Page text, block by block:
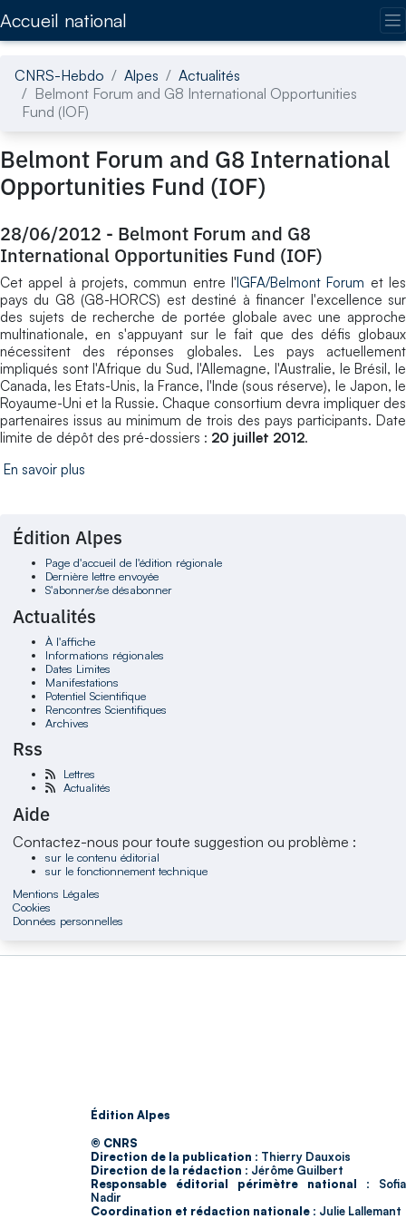
Accueil national
CNRS-Hebdo Alpes
Actualités
Belmont Forum and G8 International Opportunities
Fund (IOF)
Belmont Forum and G8 International
Opportunities Fund (IOF)
28/06/2012 - Belmont Forum and G8
International Opportunities Fund (IOF)
Cet appel à projets, commun entre l'IGFA/Belmont Forum et les
pays du G8 (G8-HORCS) est destiné à financer l'excellence sur
des sujets de recherche de portée globale avec une approche
multinationale, en s'appuyant sur le fait que des défis globaux
nécessitent des réponses globales. Les pays actuellement
impliqués sont l'Afrique du Sud, l'Allemagne, l'Australie, le Brésil, le
Canada, les Etats-Unis, la France, l'Inde (sous réserve), le Japon, le
Royaume-Uni et la Russie. Chaque consortium devra impliquer des
partenaires issus au minimum de trois des pays participants. Date
limite de dépôt des pré-dossiers : 20 juillet 2012.
En savoir plus
Édition Alpes
Page d'accueil de l'édition régionale
Dernière lettre envoyée
S'abonner/se désabonner
Actualités
À l'affiche
Informations régionales
Dates Limites
Manifestations
Potentiel Scientifique
Rencontres Scientifiques
Archives
Rss
Lettres
Actualités
Aide
Contactez-nous pour toute suggestion ou problème :
sur le contenu éditorial
sur le fonctionnement technique
Mentions Légales
Cookies
Données personnelles
Édition Alpes
© CNRS
Direction de la publication : Thierry Dauxois
Direction de la rédaction : Jérôme Guilbert
Responsable éditorial périmètre national : Sofia
Nadir
Coordination et rédaction nationale : Julie Lallemant